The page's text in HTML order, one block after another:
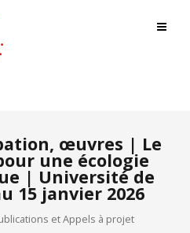
œuvres | Le
une écologie
| Université de
15 janvier 2026
et Appels à projet